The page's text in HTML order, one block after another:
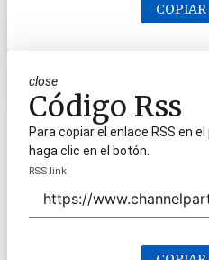
close
Código Rss
Para copiar el enlace RSS en
haga clic en el botón.
RSS link